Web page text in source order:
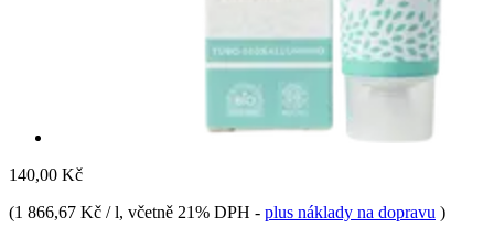
140,00 Kč
(1 866,67 Kč / l, včetně 21% DPH - plus náklady na dopravu )